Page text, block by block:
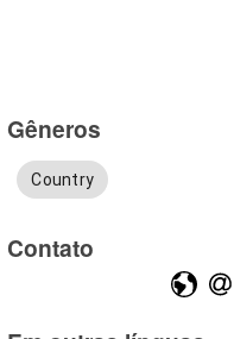
Gêneros
Country
Contato